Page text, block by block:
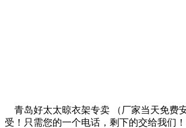
青岛好太太晾衣架专卖 （厂家当天免费
受！只需您的一个电话，剩下的交给我们！